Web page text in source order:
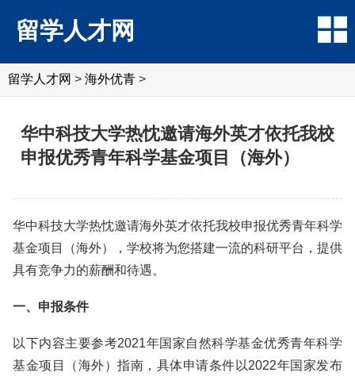
留学人才网
留学人才网 > 海外优青 >
华中科技大学热忱邀请海外英才依托我校
申报优秀青年科学基金项目（海外）
华中科技大学热忱邀请海外英才依托我校申报优秀青年科学
基金项目（海外），学校将为您搭建一流的科研平台，提供
具有竞争力的薪酬和待遇。
一、申报条件
以下内容主要参考2021年国家自然科学基金优秀青年科学
基金项目（海外）指南，具体申请条件以2022年国家发布